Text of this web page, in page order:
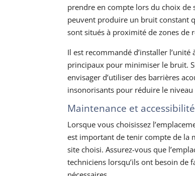
prendre en compte lors du choix de
peuvent produire un bruit constant
sont situés à proximité de zones de
Il est recommandé d’installer l’unité
principaux pour minimiser le bruit.
envisager d’utiliser des barrières
insonorisants pour réduire le niveau
Maintenance et
Lorsque vous choisissez
est important de tenir compte de la
site choisi. Assurez-vous que
techniciens lorsqu’ils ont besoin de